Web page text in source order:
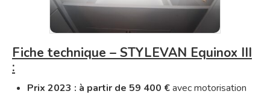
Fiche technique – STYLEVAN Equinox III
:
Prix 2023 : à partir de 59 400 €avec motorisation